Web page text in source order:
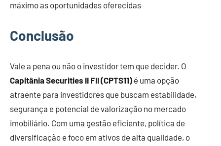
máximo as oportunidades oferecidas
Conclusão
Vale a pena ou não o investidor tem que decider. O
Capitânia Securities II FII (CPTS11) é uma opção
atraente para investidores que buscam estabilidade,
segurança e potencial de valorização no mercado
imobiliário. Com uma gestão eficiente, política de
diversificação e foco em ativos de alta qualidade, o